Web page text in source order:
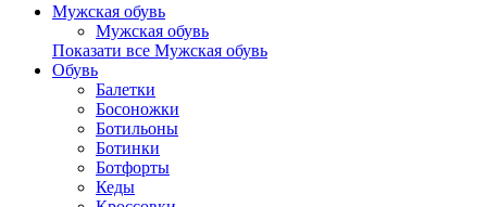
Мужская обувь
Мужская обувь
Показати все Мужская обувь
Обувь
Балетки
Босоножки
Ботильоны
Ботинки
Ботфорты
Кеды